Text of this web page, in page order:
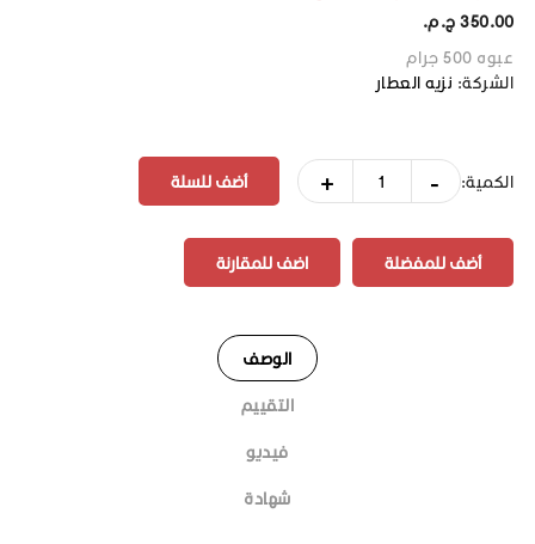
350.00 ج.م.‏
عبوه 500 جرام
الشركة: نزيه العطار
الكمية: -
+
أضف للمفضلة اضف للمقارنة
الوصف
التقييم
فيديو
شهادة